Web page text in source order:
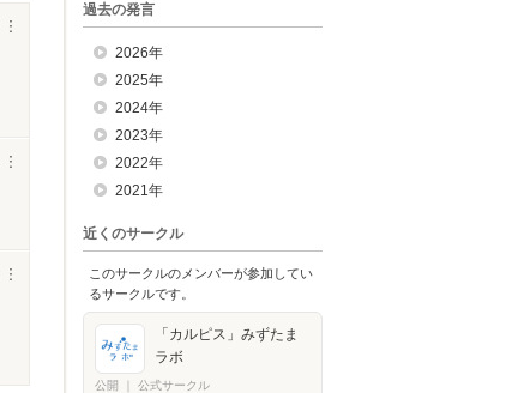
︙
︙
︙
過去の発言
2026年
2025年
2024年
2023年
2022年
2021年
近くのサークル
このサークルのメンバーが参加してい
るサークルです。
「カルピス」みずたま
ラボ
公開 公式サークル